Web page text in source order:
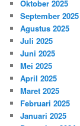
Oktober 2025
September 2025
Agustus 2025
Juli 2025
Juni 2025
Mei 2025
April 2025
Maret 2025
Februari 2025
Januari 2025